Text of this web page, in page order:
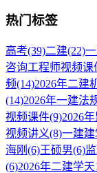
热门标签
高考(39)二建(22)
咨询工程师视频课
频(14)2026年二建
(14)2026年一建法
视频课件(9)2026
视频讲义(8)一建建
海刚 (6)王硕男(6)
(6)2026年二建学